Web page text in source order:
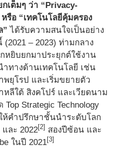
เต็มๆ ว่า “Privacy-
รือ “เทคโนโลยีคุ้มครอง
”ได้รับความสนใจเป็นอย่าง
– 2023) ท่ามกลาง
หยิบยกมาประยุกต์ใช้งาน
ทางด้านเทคโนโลยี เช่น
พยุโรป และเริ่มขยายตัว
หลีใต้ สิงคโปร์ และเวียดนาม
Strategic Technology
ห้คำปรึกษาชั้นนำระดับโลก
และ 2022[2] สองปีซ้อน และ
ในปี 2021[3]